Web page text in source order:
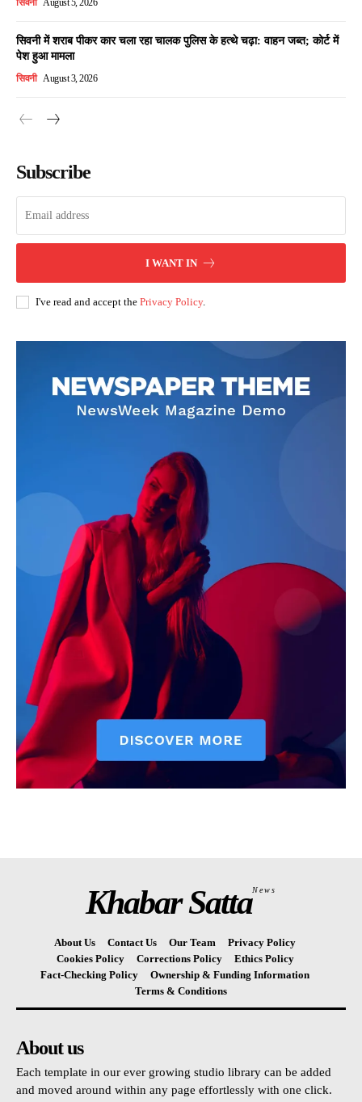
सिवनी August 5, 2026
सिवनी में शराब पीकर कार चला रहा चालक पुलिस के हत्थे चढ़ा: वाहन जब्त; कोर्ट में
पेश हुआ मामला
सिवनी August 3, 2026
Subscribe
I WANT IN
I've read and accept the Privacy Policy.
Khabar SattaNews
About Us Contact Us Our Team
Privacy Policy
Cookies Policy
Corrections Policy
Ethics Policy
Fact-Checking Policy
Ownership & Funding Information
Terms & Conditions
About us
Each template in our ever growing studio library can be added
and moved around within any page effortlessly with one click.